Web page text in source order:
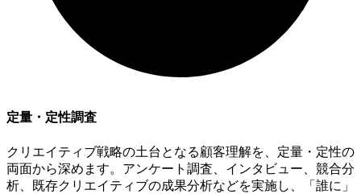
定量・定性調査
クリエイティブ戦略の土台となる顧客理解を、定量・定性の
両面から深めます。アンケート調査、インタビュー、競合分
析、既存クリエイティブの成果分析などを実施し、「誰に」